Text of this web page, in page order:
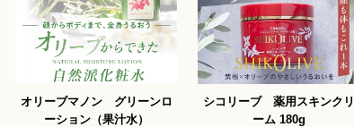
オリーブマノン グリーンロ
ーション（果汁水）
シコリーブ 薬用スキンクリ
ーム 180g